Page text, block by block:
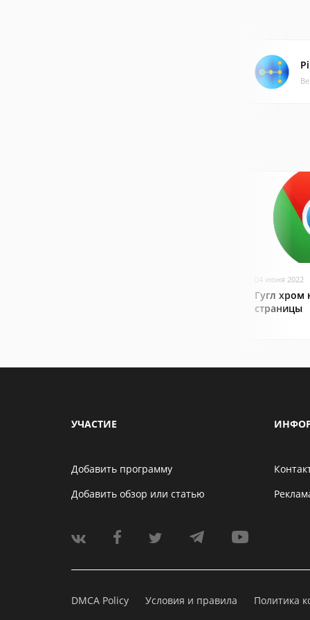
04 июня 2022
Гугл хром
страницы
УЧАСТИЕ
Добавить программу
Добавить обзор или статью
DMCA Policy Условия и правила Политика